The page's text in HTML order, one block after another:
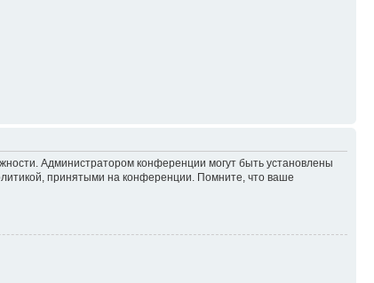
Администратором конференции могут быть установлены
принятыми на конференции. Помните, что ваше